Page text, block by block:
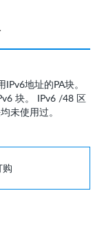
地址的PA块。
块。 IPv6 /48 区
未使用过。
购